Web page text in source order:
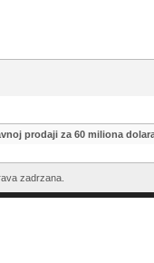
prodaji za 60 miliona
zadrzana.